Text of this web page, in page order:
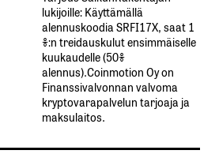
lukijoille: Käyttämällä​ ​
alennuskoodia​ ​SRFI17X,​ ​saat​ ​1
%:n treidauskulut​ ​ensimmäiselle​ ​
kuukaudelle​ ​(50%​ ​
alennus).Coinmotion Oy on
Finanssivalvonnan valvoma
kryptovarapalvelun tarjoaja ja
maksulaitos.